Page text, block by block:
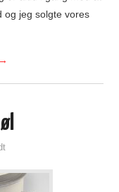
og jeg solgte vores
→